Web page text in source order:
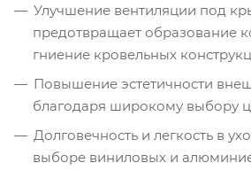
Улучшение вентиляции под
предотвращает образование
гниение кровельных
Повышение эстетичности
благодаря широкому выбору
Долговечность и легкость в
выборе виниловых и